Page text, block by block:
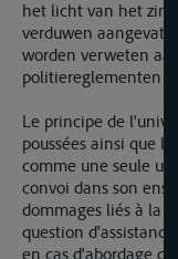
het licht van het
verduwen aangevat
worden verweten
politiereglementen
Le principe de
poussées ainsi que
comme une seule
convoi dans son
dommages liés à la
question
en cas d'abordage